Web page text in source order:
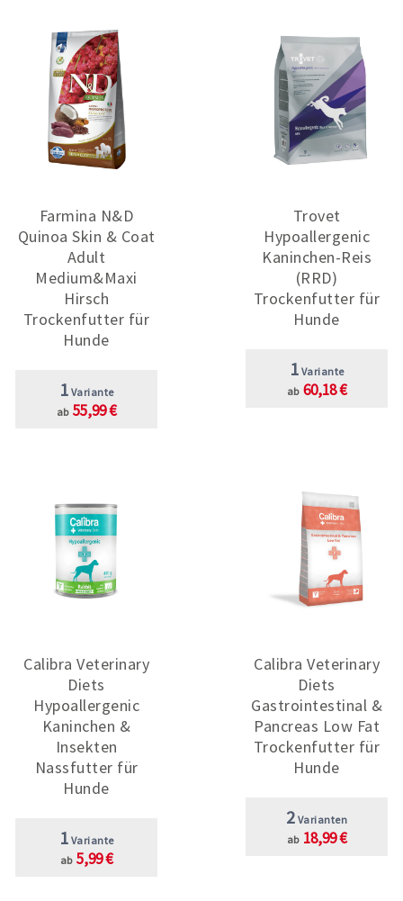
Farmina N&D
Quinoa Skin & Coat
Adult
Medium&Maxi
Hirsch
Trockenfutter für
Hunde
1 Variante
ab 55,99 €
Trovet
Hypoallergenic
Kaninchen-Reis
(RRD)
Trockenfutter für
Hunde
1 Variante
ab 60,18 €
Calibra Veterinary
Diets
Hypoallergenic
Kaninchen &
Insekten
Nassfutter für
Hunde
1 Variante
ab 5,99 €
Calibra Veterinary
Diets
Gastrointestinal &
Pancreas Low Fat
Trockenfutter für
Hunde
2 Varianten
ab 18,99 €